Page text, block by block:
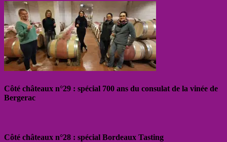
Côté châteaux n°29 : spécial 700 ans du consulat de la vinée de
Bergerac
Côté châteaux n°28 : spécial Bordeaux Tasting